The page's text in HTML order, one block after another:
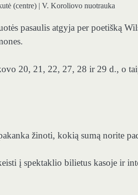
(centre) | V. Koroliovo nuotrauka
pasaulis atgyja per poetišką
20, 21, 22, 27, 28 ir 29 d., o
žinoti, kokią sumą norite
į spektaklio bilietus kasoje ir